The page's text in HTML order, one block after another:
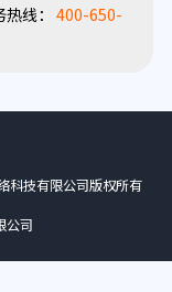
线： 400-650-
科技有限公司版权所有
公司